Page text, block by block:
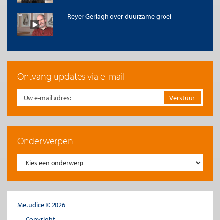
comments on the doughnut idea of Raworth.
The doughnut model, in which the economy develops within
less the first law of environmental sciences. It is called ‘strong’
sustainability, in contrast to ‘weak’ sustainability in which the
long as the overall outcome is considered positive. The idea of
the concentric circles goes back to the work of Herman Daly
(1973, 1989) and builds on the work of Dennis Meadows (1972)
with respect to the limits to growth. It has been applied in
many studies since then. It is also known as ‘the Russion Doll’
because of its nested structure in which economy fits in society
and society fits in turn in the ecosystem. One of the earliest and
most iconic forms of the picture is given here:
Reyer Gerlagh over duurzame groei
Ontvang updates via e-mail
Onderwerpen
MeJudice © 2026